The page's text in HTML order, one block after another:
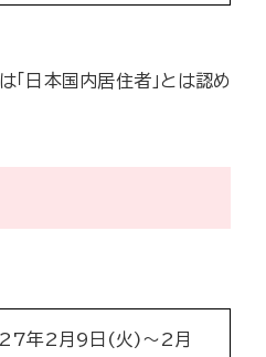
「日本国内居住者」とは認め
年2月9日(火)～2月